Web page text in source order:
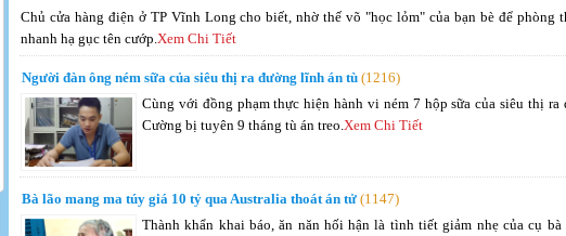
Chủ cửa hàng điện ở TP Vĩnh Long cho biết, nhờ thế võ "học lỏm" của bạn bè để phòng
nhanh hạ gục tên cướp.Xem Chi Tiết
Người đàn ông ném sữa của siêu thị ra đường lĩnh án tù (1216)
Cùng với đồng phạm thực hiện hành vi ném 7 hộp sữa của siêu thị
Cường bị tuyên 9 tháng tù án treo.Xem Chi Tiết
Bà lão mang ma túy giá 10 tỷ qua Australia thoát án tử (1147)
Thành khẩn khai báo, ăn năn hối hận là tình tiết giảm nhẹ của cụ